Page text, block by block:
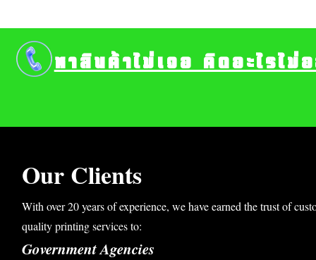
Our Clients
With over 20 years of experience, we have earned the trust of
quality printing services to:
Government Agencies
หาสินค้าไม่เจอ คิดอะไรไ